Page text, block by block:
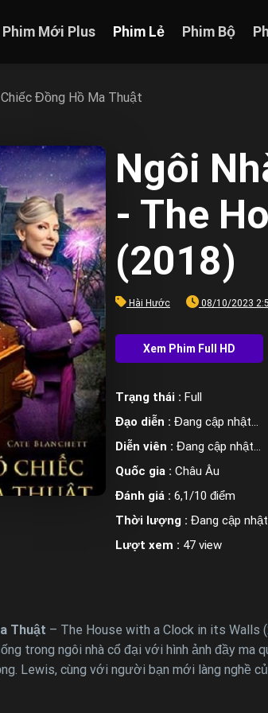
Phim Mới Plus Phim Lẻ Phim Bộ
Đồng Hồ Ma Thuật
Ngôi
- The
(2018)
Hài Hước 08/10/2023
Trạng thái : Full
Đạo diễn : Đang cập nhật…
Diễn viên : Đang cập nhật…
Quốc gia : Châu Âu
Đánh giá : 6,1/10 điểm
Thời lượng : Đang cập nhật…
Lượt xem : 47 view
Thuật – The House with a Clock in its Walls
trong ngôi nhà cổ đại với hình ảnh đầy
Lewis, cùng với người bạn mới làng nghề